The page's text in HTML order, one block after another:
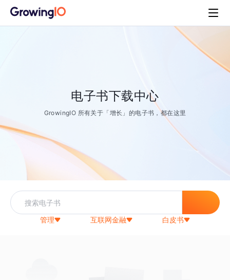
电子书下载中心
GrowingIO 所有关于「增长」的电子书，都在这里
管理 互联网金融 白皮书